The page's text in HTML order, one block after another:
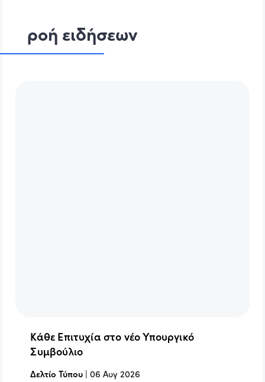
ροή ειδήσεων
Κάθε Επιτυχία στο νέο Υπουργικό
Συμβούλιο
Δελτίο Τύπου |06 Αυγ 2026